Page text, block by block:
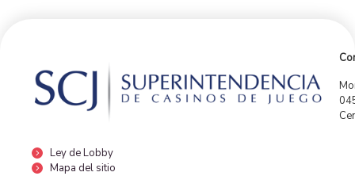
Ley de Lobby
Mapa del sitio